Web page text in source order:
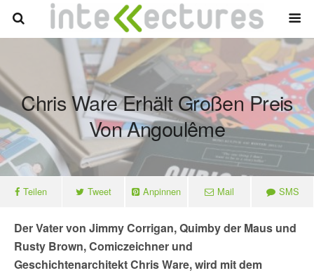
Chris Ware Erhält Großen Preis
Von Angoulême
Teilen Tweet Anpinnen Mail SMS
Der Vater von Jimmy Corrigan, Quimby der Maus und
Rusty Brown, Comiczeichner und
Geschichtenarchitekt Chris Ware, wird mit dem